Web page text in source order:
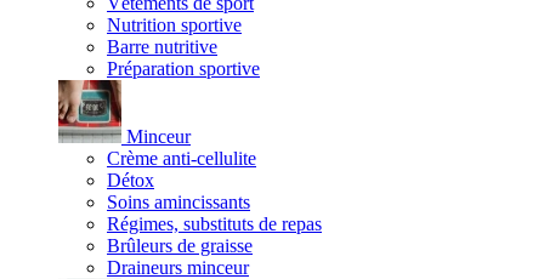
Nutrition sportive
Barre nutritive
Préparation sportive
Minceur
Crème anti-cellulite
Détox
Soins amincissants
Régimes, substituts de repas
Brûleurs de graisse
Draineurs minceur